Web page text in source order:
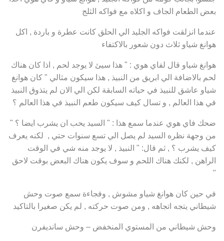
بعض الطعام الجاف و اكلاه مع فواكه الثلج
عندما انزلقت فواكه الجليد الي الحلق كانت عطرة و باردة , اكل
هوانغ شياو ثلاث دون شعور بالاكتفاء
هوانغ شياو قال لفاي هوي : " هذا سيئ لا يوجد لحم , اذا كان هناك
لحم بالاضافة الي ابريق من النبيذ , هذا سيكون مثالي " كان هوانغ
شياو عاشق للنبيذ في حياته السابقة لكن الي الان لم يتذوق النبيذ
في هذا العالم , و تسال كيف سيكون طعم النبيذ في هذا العالم ؟
ضحك فاي هوي عندما سمع هذا : " السيد يحب ان يشرب ايضا ؟ "
من وجهة نظره السيد لم يصل الي تسع سنوات حتي , لكنه يعرف
كيف يشرب ؟ , ثم قال: " النبيذ , لا يوجد منه شي في الوقت
الراهن , لكنك هناك اللحم و سوف يكون هناك البعض بوقت لاحق
"
في حين كان هوانغ شياو مشوش , وفجاءة سمع صوت وحش
شيطاني يتجه اتجاهه , ومن صوت حركته , لم يكن صغيرا بالتاكيد
وحش شيطاني من المستوي المنخفض – وحش سانديفرن